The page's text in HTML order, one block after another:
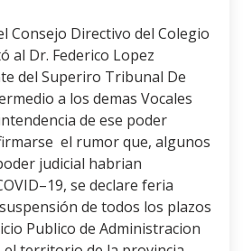
Consejo Directivo del Colegio
al Dr. Federico Lopez
del Superiro Tribunal De
a los demas Vocales
de ese poder
el rumor que, algunos
judicial habrian
se declare feria
de todos los plazos
Publico de Administracion